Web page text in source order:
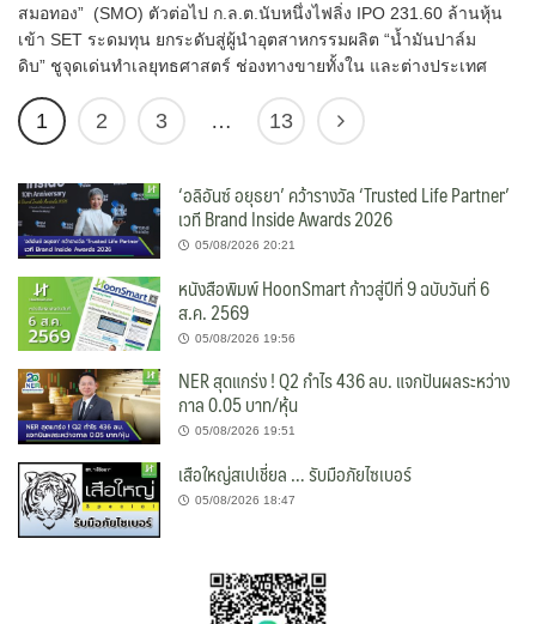
สมอทอง” (SMO) ตัวต่อไป ก.ล.ต.นับหนึ่งไฟลิ่ง IPO 231.60 ล้านหุ้น
เข้า SET ระดมทุน ยกระดับสู่ผู้นำอุตสาหกรรมผลิต “น้ำมันปาล์ม
ดิบ” ชูจุดเด่นทำเลยุทธศาสตร์ ช่องทางขายทั้งใน และต่างประเทศ
1 2 3 … 13
‘อลิอันซ์ อยุธยา’ คว้ารางวัล ‘Trusted Life Partner’
เวที Brand Inside Awards 2026
05/08/2026 20:21
หนังสือพิมพ์ HoonSmart ก้าวสู่ปีที่ 9 ฉบับวันที่ 6
ส.ค. 2569
05/08/2026 19:56
NER สุดแกร่ง ! Q2 กำไร 436 ลบ. แจกปันผลระหว่าง
กาล 0.05 บาท/หุ้น
05/08/2026 19:51
เสือใหญ่สเปเชี่ยล … รับมือภัยไซเบอร์
05/08/2026 18:47